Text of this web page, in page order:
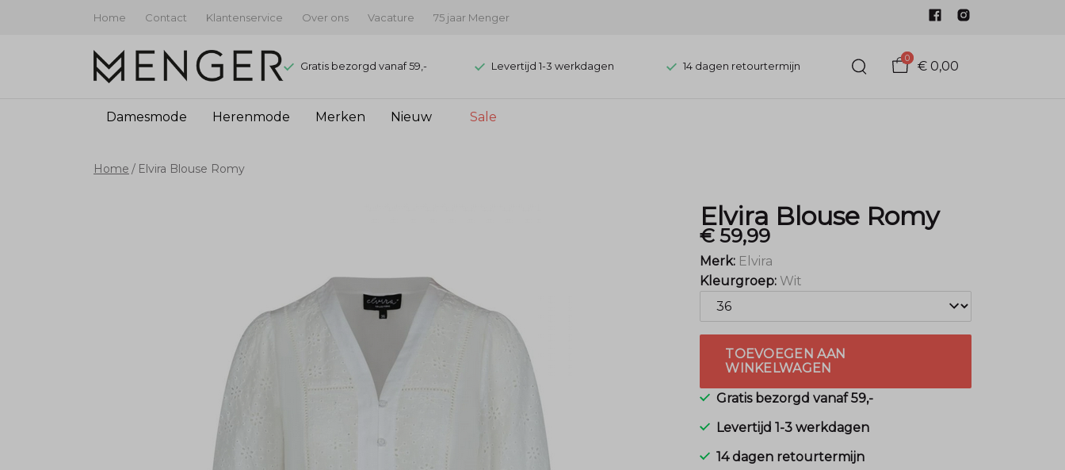
Home Contact Klantenservice Over ons Vacature 75 jaar Menger
Gratis bezorgd vanaf 59,- Levertijd 1-3 werkdagen 14 dagen retourtermijn
0
€ 0,00
Damesmode Herenmode Merken Nieuw Sale
Elvira
Blouse
Home Elvira Blouse Romy
Elvira Blouse Romy
€ 59,99
Merk: Elvira
Kleurgroep: Wit
TOEVOEGEN AAN
WINKELWAGEN
Gratis bezorgd vanaf 59,-
Levertijd 1-3 werkdagen
14 dagen retourtermijn